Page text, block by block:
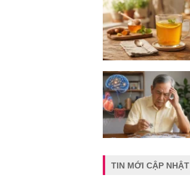
TIN MỚI CẬP NHẬT